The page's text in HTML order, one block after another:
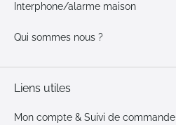
Interphone/alarme maison
Qui sommes nous ?
Liens utiles
Mon compte & Suivi de commande